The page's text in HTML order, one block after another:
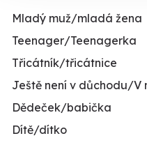
Mladý muž/mladá žena
Teenager/Teenagerka
Třicátník/třicátnice
Ještě není v důchodu/V
Dědeček/babička
Dítě/dítko